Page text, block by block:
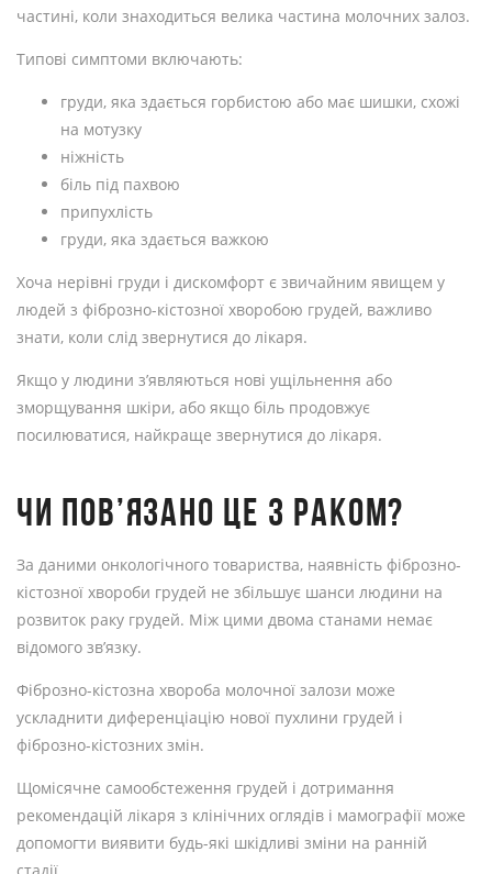
частині, коли знаходиться велика частина молочних залоз.
Типові симптоми включають:
груди, яка здається горбистою або має шишки, схожі
на мотузку
ніжність
біль під пахвою
припухлість
груди, яка здається важкою
Хоча нерівні груди і дискомфорт є звичайним явищем у
людей з фіброзно-кістозної хворобою грудей, важливо
знати, коли слід звернутися до лікаря.
Якщо у людини з’являються нові ущільнення або
зморщування шкіри, або якщо біль продовжує
посилюватися, найкраще звернутися до лікаря.
ЧИ ПОВ’ЯЗАНО ЦЕ З РАКОМ?
За даними онкологічного товариства, наявність фіброзно-
кістозної хвороби грудей не збільшує шанси людини на
розвиток раку грудей. Між цими двома станами немає
відомого зв’язку.
Фіброзно-кістозна хвороба молочної залози може
ускладнити диференціацію нової пухлини грудей і
фіброзно-кістозних змін.
Щомісячне самообстеження грудей і дотримання
рекомендацій лікаря з клінічних оглядів і мамографії може
допомогти виявити будь-які шкідливі зміни на ранній